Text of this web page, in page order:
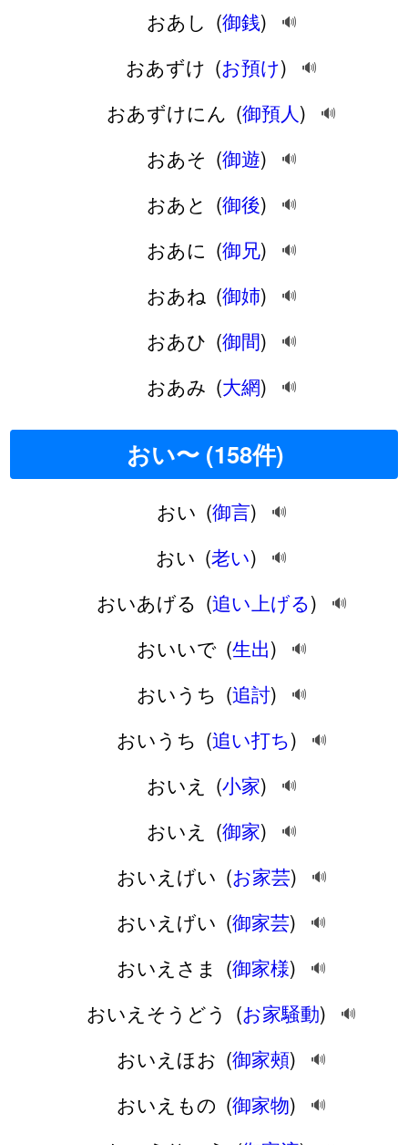
おあし (御銭) 🔊
おあずけ (お預け) 🔊
おあずけにん (御預人) 🔊
おあそ (御遊) 🔊
おあと (御後) 🔊
おあに (御兄) 🔊
おあね (御姉) 🔊
おあひ (御間) 🔊
おあみ (大網) 🔊
おい〜 (158件)
おい (御言) 🔊
おい (老い) 🔊
おいあげる (追い上げる) 🔊
おいいで (生出) 🔊
おいうち (追討) 🔊
おいうち (追い打ち) 🔊
おいえ (小家) 🔊
おいえ (御家) 🔊
おいえげい (お家芸) 🔊
おいえげい (御家芸) 🔊
おいえさま (御家様) 🔊
おいえそうどう (お家騒動) 🔊
おいえほお (御家頰) 🔊
おいえもの (御家物) 🔊